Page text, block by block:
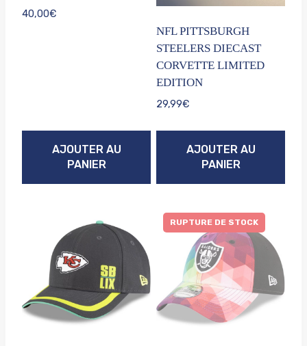
40,00€
AJOUTER AU
PANIER
NFL PITTSBURGH
STEELERS DIECAST
CORVETTE LIMITED
EDITION
29,99€
AJOUTER AU
PANIER
RUPTURE DE STOCK